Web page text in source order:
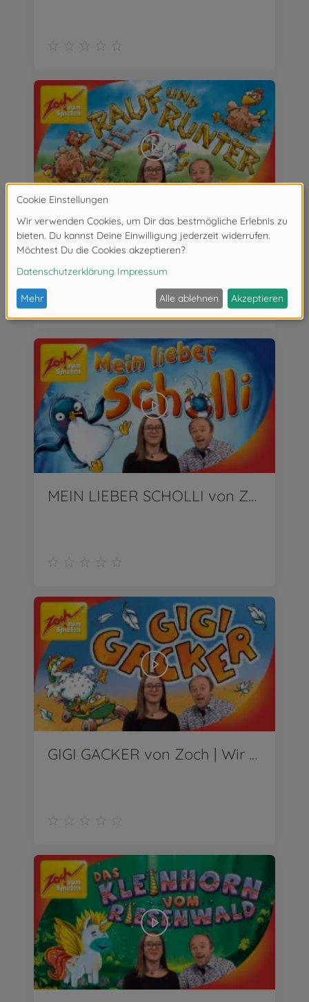
RAUF UND RUNTER von Zoch | Wir stellen vor!
MEIN LIEBER SCHOLLI von Zoch | Wir stellen vor!
GIGI GACKER von Zoch | Wir stellen vor!